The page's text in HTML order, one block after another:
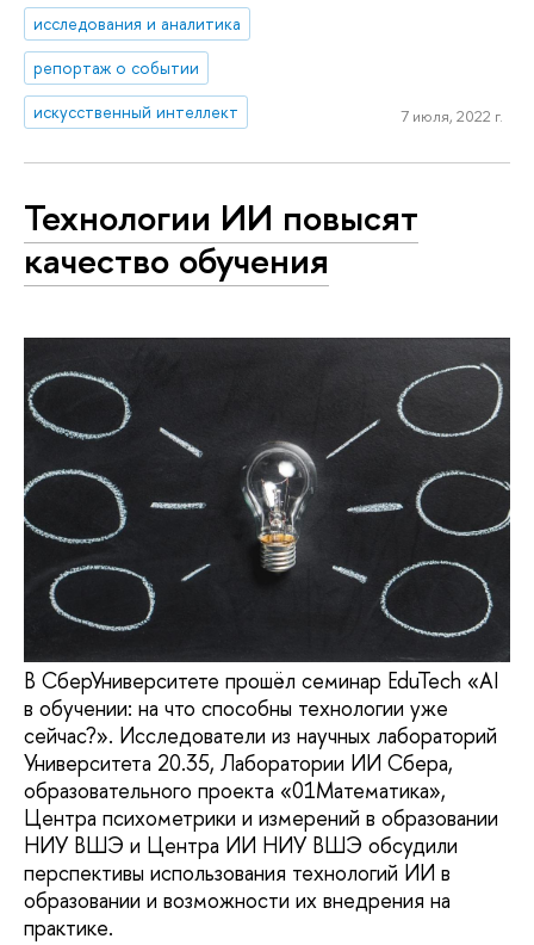
исследования и аналитика
репортаж о событии
искусственный интеллект
7 июля, 2022 г.
Технологии ИИ повысят
качество обучения
В СберУниверситете прошёл семинар EduTech «AI
в обучении: на что способны технологии уже
сейчас?». Исследователи из научных лабораторий
Университета 20.35, Лаборатории ИИ Сбера,
образовательного проекта «01Математика»,
Центра психометрики и измерений в образовании
НИУ ВШЭ и Центра ИИ НИУ ВШЭ обсудили
перспективы использования технологий ИИ в
образовании и возможности их внедрения на
практике.